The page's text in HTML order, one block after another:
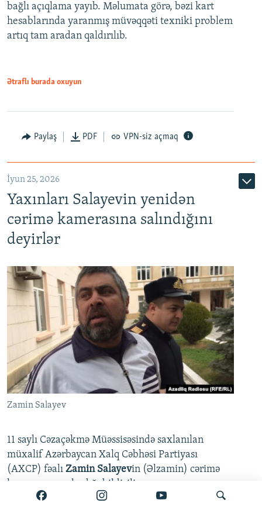
bağlı açıqlama yayıb. Məlumata görə, bəzi kart
hesablarında yaranmış müvəqqəti texniki problem
artıq tam aradan qaldırılıb.
Ətraflı burada oxuyun
Paylaş PDF VPN-siz açmaq
İyun 25, 2026
Yaxınları Salayevin yenidən
cərimə kamerasına salındığını
deyirlər
Zamin Salayev
11 saylı Cəzaçəkmə Müəssisəsində saxlanılan
müxalif Azərbaycan Xalq Cəbhəsi Partiyası
(AXCP) fəalı Zamin Salayevin (Əlzamin) cərimə
kamerasına salındığı bildirilir.